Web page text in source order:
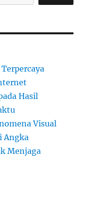
Hasil
Visual
Angka
Menjaga